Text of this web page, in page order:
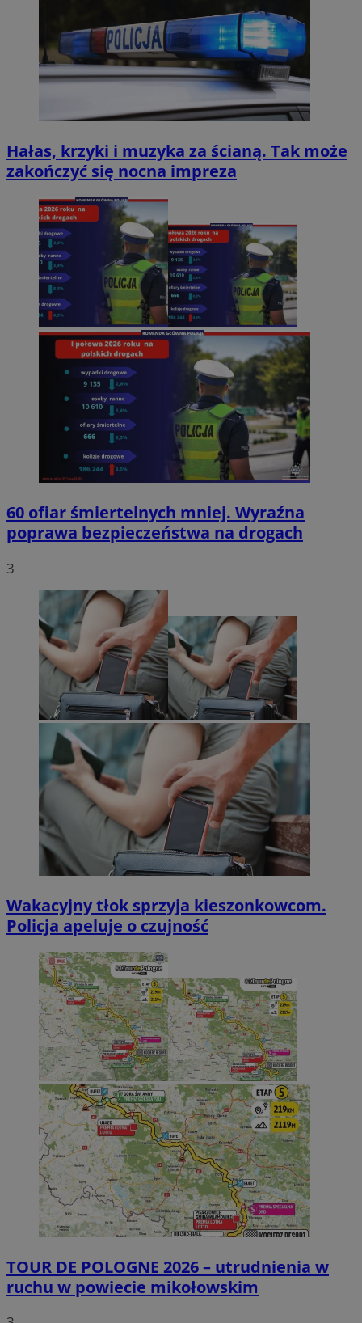
Hałas, krzyki i muzyka za ścianą. Tak może
zakończyć się nocna impreza
60 ofiar śmiertelnych mniej. Wyraźna
poprawa bezpieczeństwa na drogach
3
Wakacyjny tłok sprzyja kieszonkowcom.
Policja apeluje o czujność
TOUR DE POLOGNE 2026 – utrudnienia w
ruchu w powiecie mikołowskim